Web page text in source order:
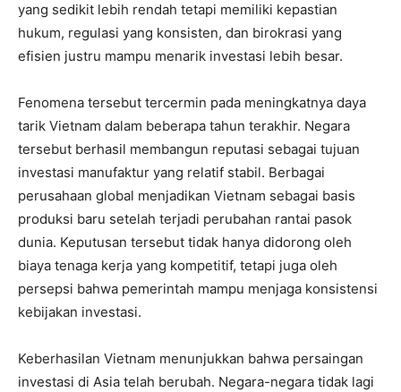
yang sedikit lebih rendah tetapi memiliki kepastian
hukum, regulasi yang konsisten, dan birokrasi yang
efisien justru mampu menarik investasi lebih besar.
Fenomena tersebut tercermin pada meningkatnya daya
tarik Vietnam dalam beberapa tahun terakhir. Negara
tersebut berhasil membangun reputasi sebagai tujuan
investasi manufaktur yang relatif stabil. Berbagai
perusahaan global menjadikan Vietnam sebagai basis
produksi baru setelah terjadi perubahan rantai pasok
dunia. Keputusan tersebut tidak hanya didorong oleh
biaya tenaga kerja yang kompetitif, tetapi juga oleh
persepsi bahwa pemerintah mampu menjaga konsistensi
kebijakan investasi.
Keberhasilan Vietnam menunjukkan bahwa persaingan
investasi di Asia telah berubah. Negara-negara tidak lagi